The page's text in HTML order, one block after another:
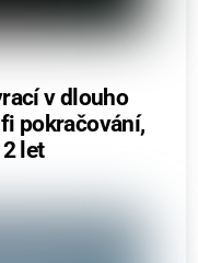
v dlouho
pokračování,
let